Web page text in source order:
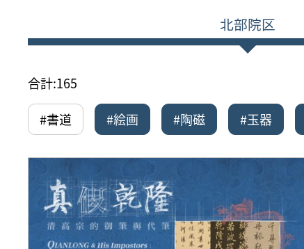
北部院区
合計:165
#書道
#絵画 #陶磁 #玉器